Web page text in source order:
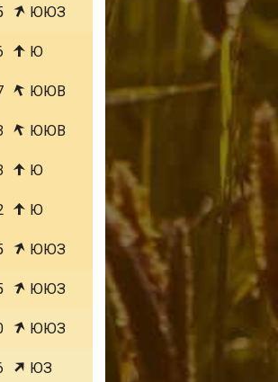
ЮЮЗ
Ю
ЮЮВ
ЮЮВ
Ю
Ю
ЮЮЗ
ЮЮЗ
ЮЮЗ
ЮЗ